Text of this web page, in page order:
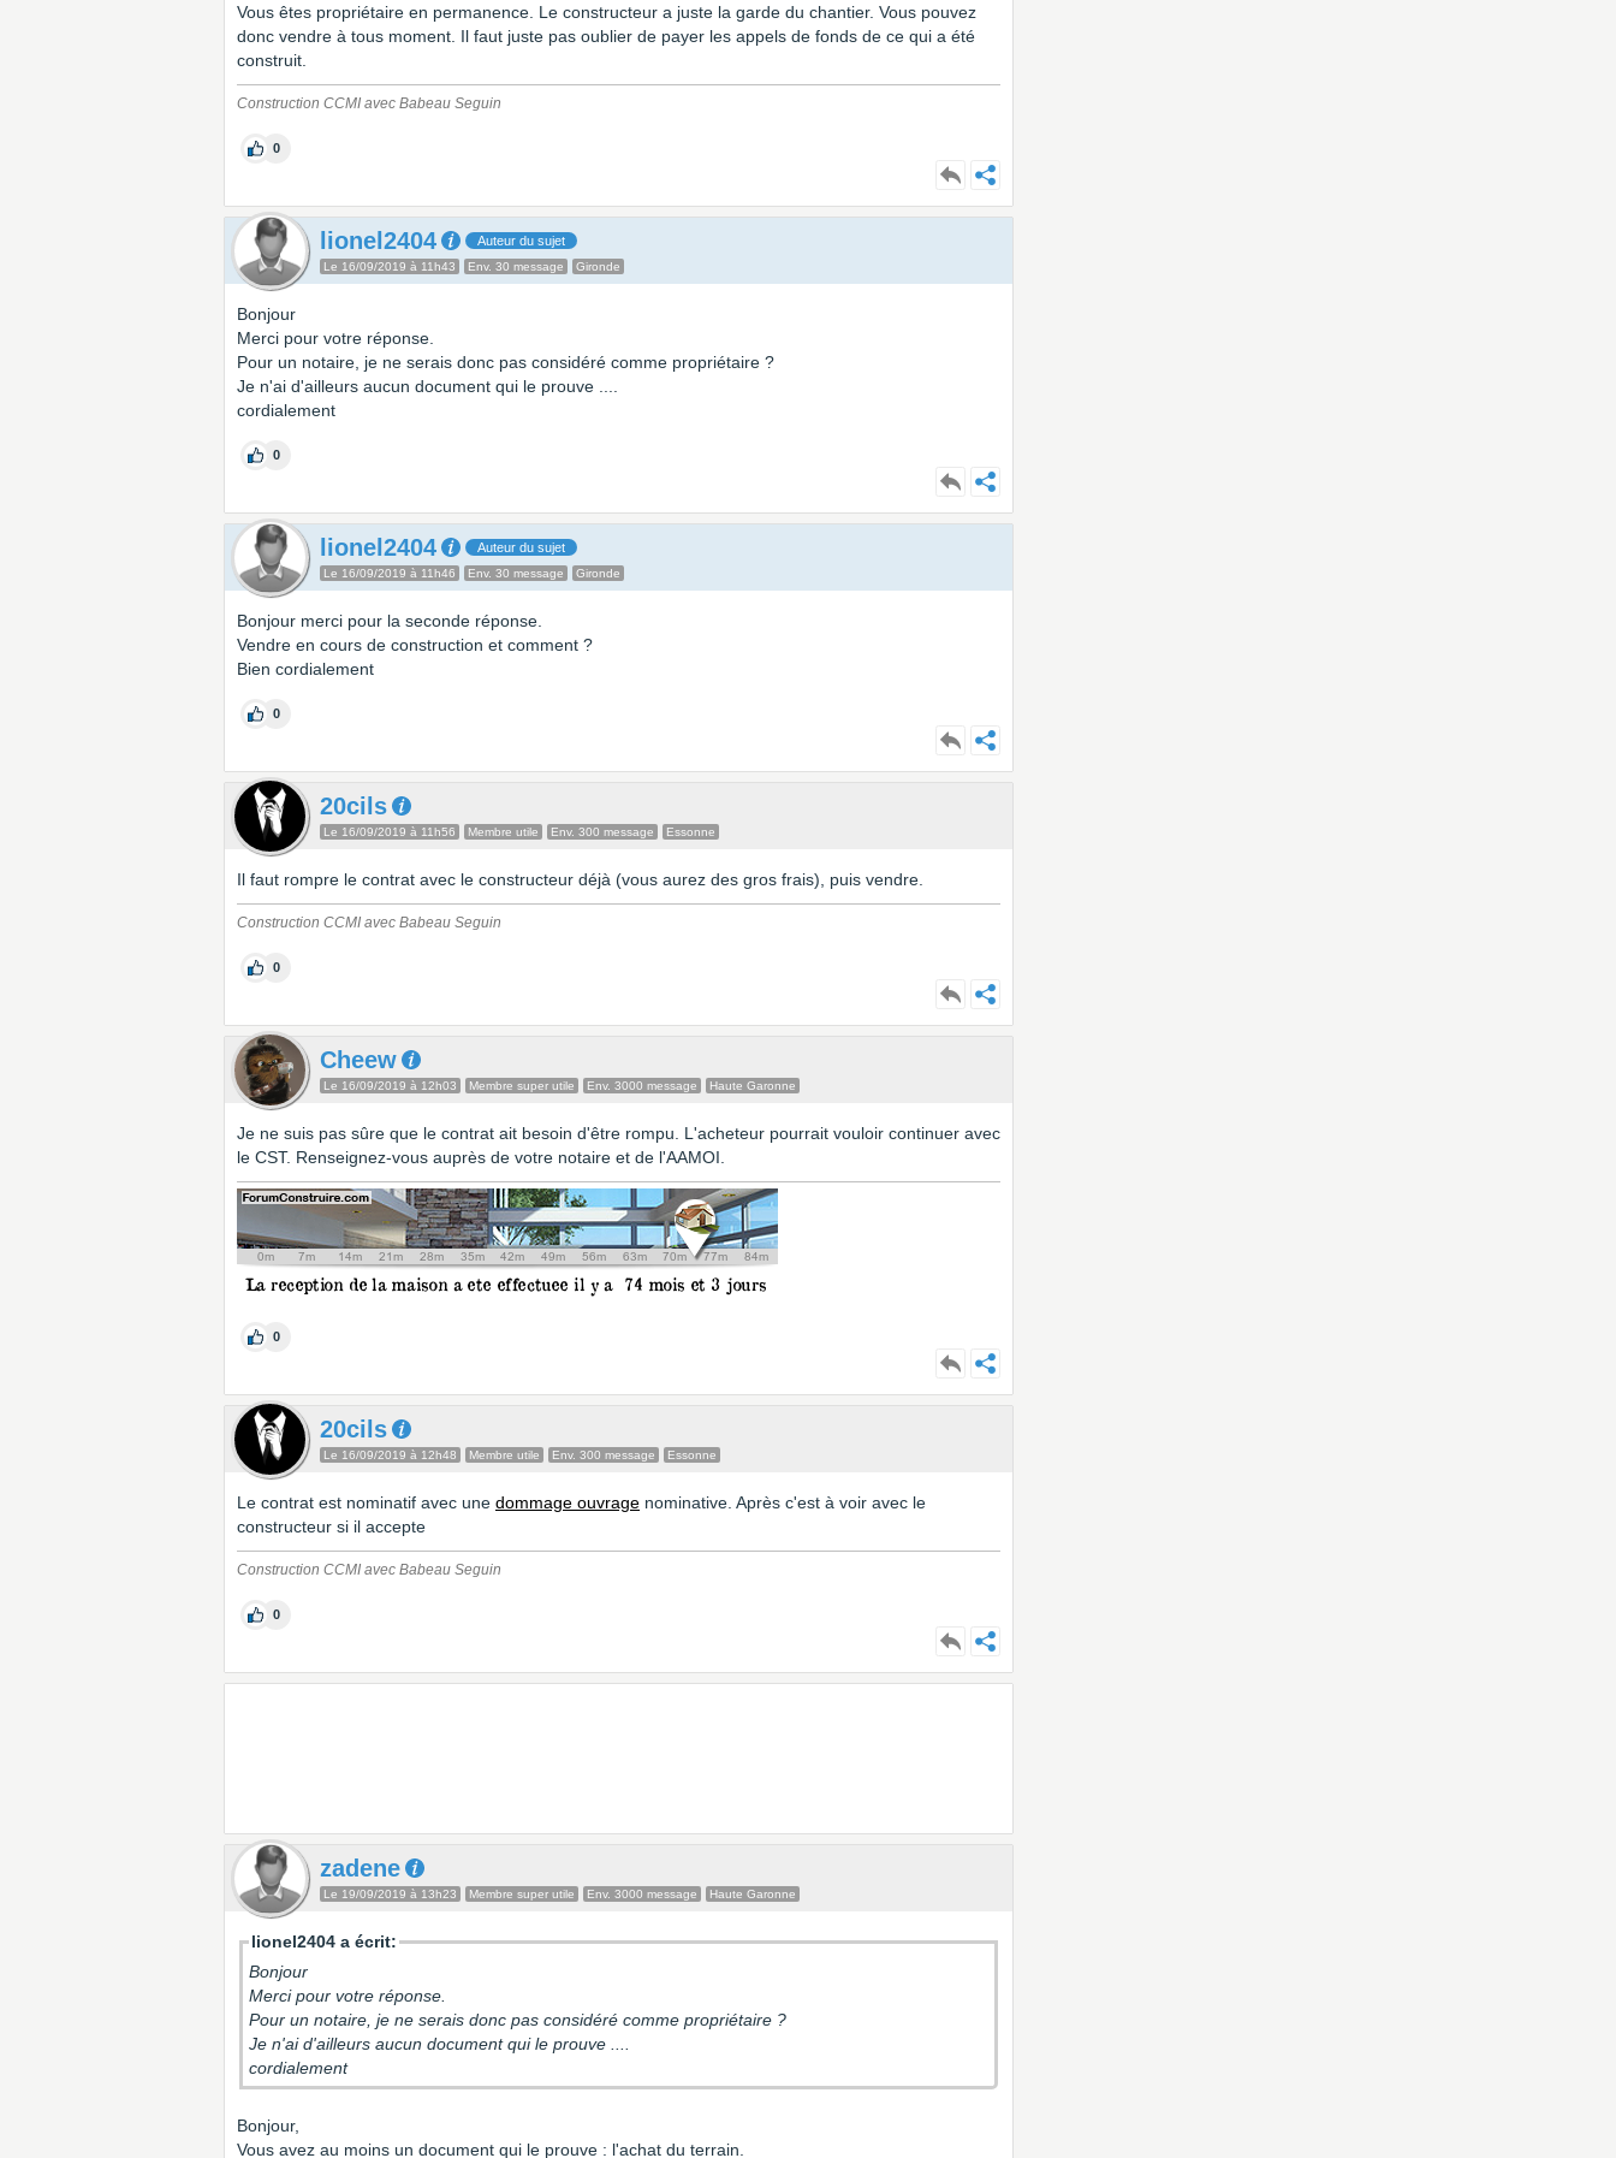
Vous êtes propriétaire en permanence. Le constructeur a juste la garde du chantier. Vous pouvez
donc vendre à tous moment. Il faut juste pas oublier de payer les appels de fonds de ce qui a été
construit.
Construction CCMI avec Babeau Seguin
0
lionel2404 Auteur du sujet
Le 16/09/2019 à 11h43 Env. 30 message Gironde
Bonjour
Merci pour votre réponse.
Pour un notaire, je ne serais donc pas considéré comme propriétaire ?
Je n'ai d'ailleurs aucun document qui le prouve ....
cordialement
0
lionel2404 Auteur du sujet
Le 16/09/2019 à 11h46 Env. 30 message Gironde
Bonjour merci pour la seconde réponse.
Vendre en cours de construction et comment ?
Bien cordialement
0
20cils
Le 16/09/2019 à 11h56 Membre utile Env. 300 message Essonne
Il faut rompre le contrat avec le constructeur déjà (vous aurez des gros frais), puis vendre.
Construction CCMI avec Babeau Seguin
0
Cheew
Le 16/09/2019 à 12h03 Membre super utile Env. 3000 message Haute Garonne
Je ne suis pas sûre que le contrat ait besoin d'être rompu. L'acheteur pourrait vouloir continuer avec
le CST. Renseignez-vous auprès de votre notaire et de l'AAMOI.
0
20cils
Le 16/09/2019 à 12h48 Membre utile Env. 300 message Essonne
Le contrat est nominatif avec une dommage ouvrage nominative. Après c'est à voir avec le
constructeur si il accepte
Construction CCMI avec Babeau Seguin
0
zadene
Le 19/09/2019 à 13h23 Membre super utile Env. 3000 message Haute Garonne
lionel2404 a écrit:
Bonjour
Merci pour votre réponse.
Pour un notaire, je ne serais donc pas considéré comme propriétaire ?
Je n'ai d'ailleurs aucun document qui le prouve ....
cordialement
Bonjour,
Vous avez au moins un document qui le prouve : l'achat du terrain.